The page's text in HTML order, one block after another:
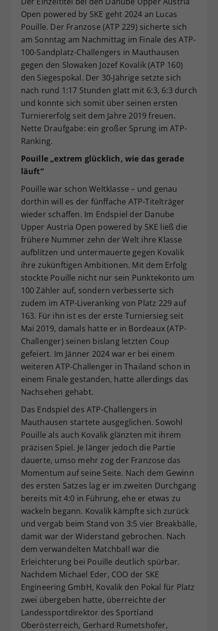
Open powered by SKE geht 2024 an Lucas
Pouille. Der Franzose (ATP 229) sicherte sich
am Sonntag am Nachmittag im Finale des ATP-
100-Sandplatz-Challengers in Mauthausen
gegen den Slowaken Jozef Kovalik (ATP 160)
den Siegespokal. Der 30-Jährige setzte sich
nach rund 1:17 Stunden glatt mit 6:3, 6:3 durch
und konnte sich somit über seinen ersten
Turniererfolg seit dem Jahre 2019 freuen.
Nette Draufgabe: ein großer Sprung im ATP-
Ranking.
Pouille „extrem glücklich, wie das gerade
läuft“
Pouille war schon Weltklasse – und genau
dorthin will es der fünffache ATP-Titelträger
wieder schaffen. Im Endspiel der Danube
Upper Austria Open powered by SKE ließ die
frühere Nummer zehn der Welt ihre Klasse
aufblitzen und untermauerte gegen Kovalik
ihre zukünftigen Ambitionen. Mit dem Erfolg
stockte Pouille nicht nur sein Punktekonto um
100 Zähler auf, sondern verbesserte sich
zudem im ATP-Liveranking von Platz 229 auf
163. Für ihn ist es der erste Turniersieg seit
Mai 2019, damals hatte er in Bordeaux (ATP-
Challenger) seinen bislang letzten Coup
gefeiert. Im Jänner 2024 war er bei einem
weiteren ATP-Challenger in Thailand schon in
einem Finale gestanden, hatte allerdings das
Nachsehen gehabt.
Das Endspiel des ATP-Challengers in
Mauthausen startete ausgeglichen. Sowohl
Pouille als auch Kovalik glänzten mit ihrem
präzisen Spiel. Je länger jedoch die Partie
dauerte, umso mehr zog der Franzose das
Momentum auf seine Seite. Nach dem Gewinn
des ersten Satzes lag er im zweiten Durchgang
bereits mit 4:0 in Führung, ehe er etwas zu
wackeln begann. Kovalik kämpfte sich zurück
und vergab beim Stand von 3:5 vier Breakbälle,
damit war der Widerstand gebrochen. Nach
dem verwandelten Matchball war die
Erleichterung bei Pouille deutlich spürbar.
Nachdem Michael Eder, COO der SKE
Engineering GmbH, Kovalik den Pokal für Platz
zwei übergeben hatte, überreichte der
Landessportdirektor des Sportland
Oberösterreich, Gerhard Rumetshofer,
Zweck
Dieser Wert speichert Ihre Consent-
Einstellungen. Unter anderem eine
zufällig generierte ID, für die
historische Speicherung Ihrer
vorgenommen Einstellungen, falls der
Webseiten-Betreiber dies eingestellt
hat.